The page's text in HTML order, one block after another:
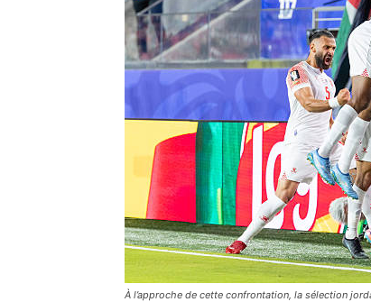
À l’approche de cette confrontation, la sélection